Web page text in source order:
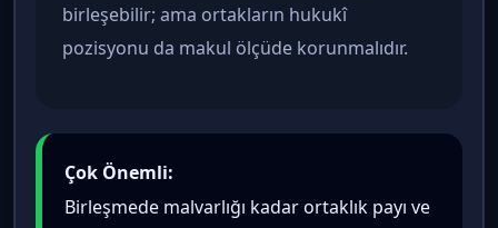
birleşebilir; ama ortakların hukukî
pozisyonu da makul ölçüde korunmalıdır.
Çok Önemli:
Birleşmede malvarlığı kadar ortaklık payı ve